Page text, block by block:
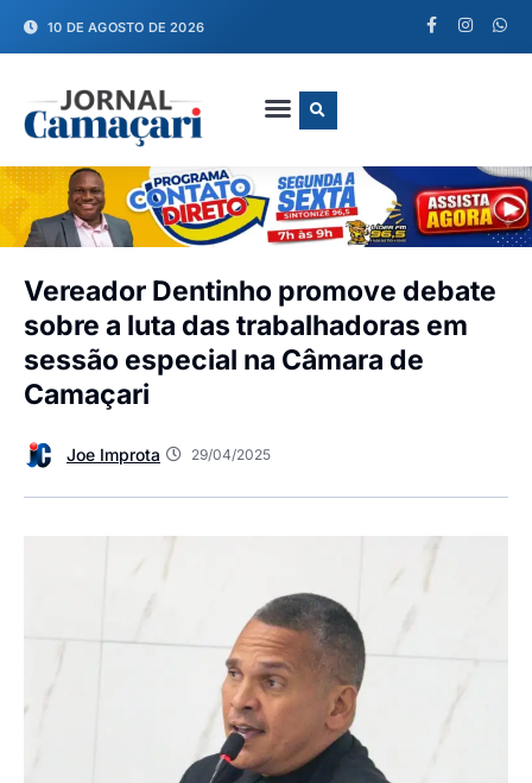
10 DE AGOSTO DE 2026
Vereador Dentinho promove debate
sobre a luta das trabalhadoras em
sessão especial na Câmara de
Camaçari
Joe Improta 29/04/2025